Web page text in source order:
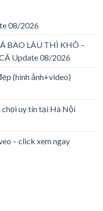
08/2026
BAO LÂU THÌ KHÔ –
Update 08/2026
(hình ảnh+video)
chọi uy tín tại Hà Nội
– click xem ngay